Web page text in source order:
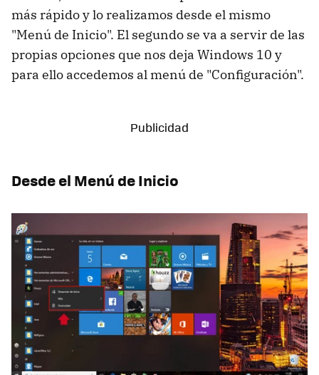
más rápido y lo realizamos desde el mismo
"Menú de Inicio". El segundo se va a servir de las
propias opciones que nos deja Windows 10 y
para ello accedemos al menú de "Configuración".
Desde el Menú de Inicio